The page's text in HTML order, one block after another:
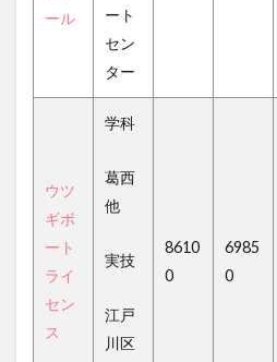
ール
ート
セン
ター
ウツ
ギボ
ート
ライ
セン
ス
学科
葛西
他
実技
江戸
川区
8610
0
6985
0